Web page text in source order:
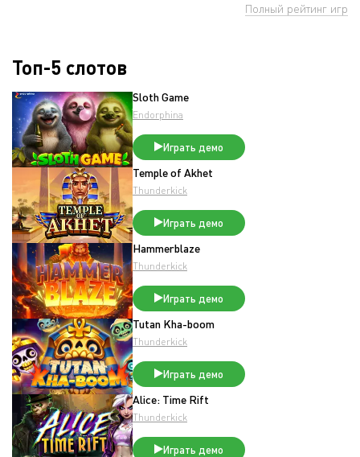
Полный рейтинг игр
Топ-5 слотов
Sloth Game
Endorphina
Играть демо
Temple of Akhet
Thunderkick
Играть демо
Hammerblaze
Thunderkick
Играть демо
Tutan Kha-boom
Thunderkick
Играть демо
Alice: Time Rift
Thunderkick
Играть демо